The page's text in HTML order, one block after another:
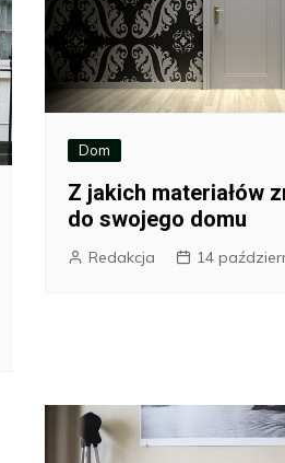
Dom
Z jakich materiałów
do swojego domu
Redakcja 14